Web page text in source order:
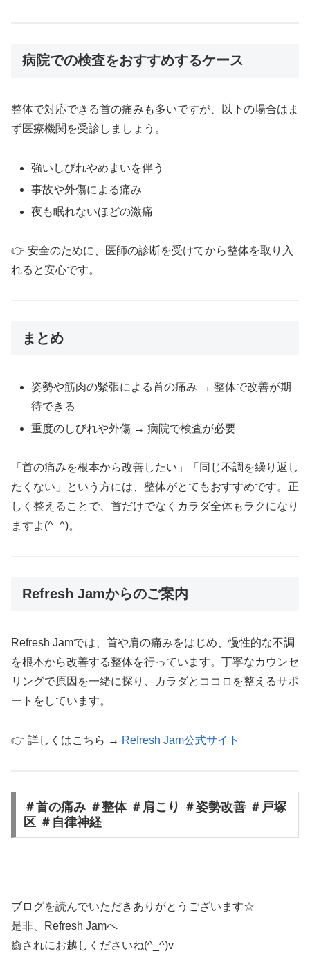
病院での検査をおすすめするケース
整体で対応できる首の痛みも多いですが、以下の場合はま
ず医療機関を受診しましょう。
強いしびれやめまいを伴う
事故や外傷による痛み
夜も眠れないほどの激痛
👉 安全のために、医師の診断を受けてから整体を取り入
れると安心です。
まとめ
姿勢や筋肉の緊張による首の痛み → 整体で改善が期
待できる
重度のしびれや外傷 → 病院で検査が必要
「首の痛みを根本から改善したい」「同じ不調を繰り返し
たくない」という方には、整体がとてもおすすめです。正
しく整えることで、首だけでなくカラダ全体もラクになり
ますよ(^_^)。
Refresh Jamからのご案内
Refresh Jamでは、首や肩の痛みをはじめ、慢性的な不調
を根本から改善する整体を行っています。丁寧なカウンセ
リングで原因を一緒に探り、カラダとココロを整えるサポ
ートをしています。
👉 詳しくはこちら → Refresh Jam公式サイト
＃首の痛み ＃整体 ＃肩こり ＃姿勢改善 ＃戸塚
区 ＃自律神経
ブログを読んでいただきありがとうございます☆
是非、Refresh Jamへ
癒されにお越しくださいね(^_^)v